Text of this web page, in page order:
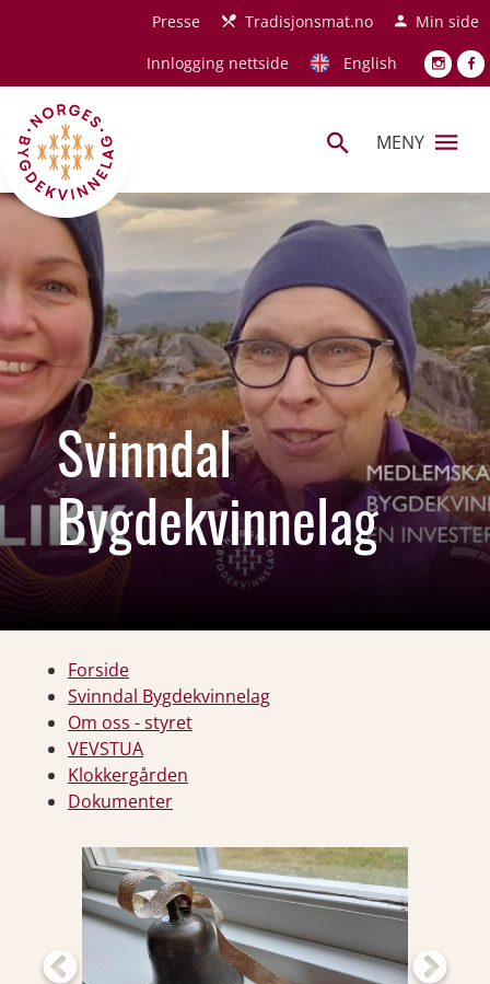
Hopp til hovedinnholdPresse Tradisjonsmat.no
Min side
Innlogging nettside
English
MENY
Svinndal
Bygdekvinnelag
Forside
Svinndal Bygdekvinnelag
Om oss - styret
VEVSTUA
Klokkergården
Dokumenter